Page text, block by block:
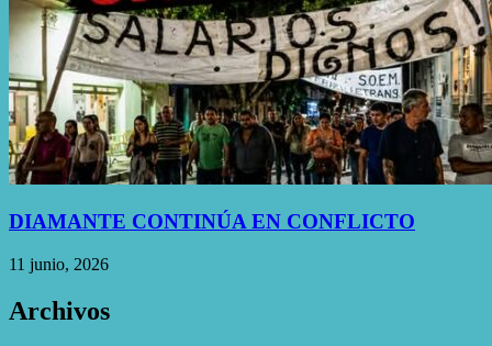
DIAMANTE CONTINÚA EN CONFLICTO
11 junio, 2026
Archivos